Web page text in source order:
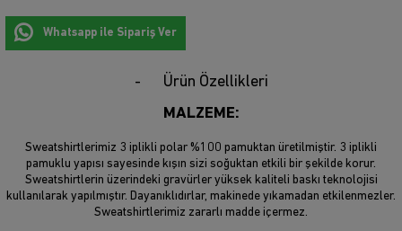
Whatsapp ile Sipariş Ver
Ürün Özellikleri
MALZEME:
Sweatshirtlerimiz 3 iplikli polar %100 pamuktan üretilmiştir. 3 iplikli
pamuklu yapısı sayesinde kışın sizi soğuktan etkili bir şekilde korur.
Sweatshirtlerin üzerindeki gravürler yüksek kaliteli baskı teknolojisi
kullanılarak yapılmıştır. Dayanıklıdırlar, makinede yıkamadan etkilenmezler.
Sweatshirtlerimiz zararlı madde içermez.